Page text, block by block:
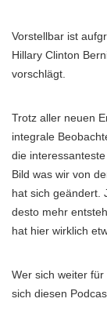
Vorstellbar ist
Hillary Clinton
vorschlägt.
Trotz aller neuen
integrale
die
Bild was wir von
hat sich geändert.
desto mehr
hat hier wirklich
Wer sich weiter
sich diesen